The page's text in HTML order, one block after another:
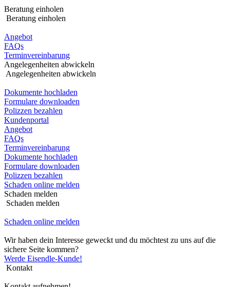
Beratung einholen
Beratung einholen
Angebot
FAQs
Terminvereinbarung
Angelegenheiten abwickeln
Angelegenheiten abwickeln
Dokumente hochladen
Formulare downloaden
Polizzen bezahlen
Kundenportal
Angebot
FAQs
Terminvereinbarung
Dokumente hochladen
Formulare downloaden
Polizzen bezahlen
Schaden online melden
Schaden melden
Schaden melden
Schaden online melden
Wir haben dein Interesse geweckt und du möchtest zu uns auf die
sichere Seite kommen?
Werde Eisendle-Kunde!
Kontakt